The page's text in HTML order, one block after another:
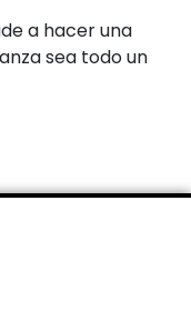
a hacer una
sea todo un